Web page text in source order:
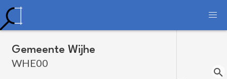
Gemeente Wijhe
WHE00